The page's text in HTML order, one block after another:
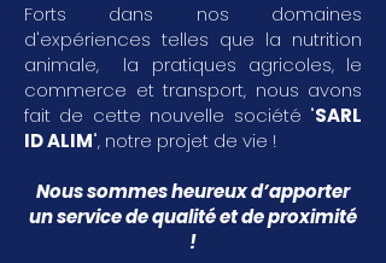
Forts dans nos domaines
d'expériences telles que la nutrition
animale, la pratiques agricoles, le
commerce et transport, nous avons
fait de cette nouvelle société "SARL
ID ALIM", notre projet de vie !
Nous sommes heureux d’apporter
un service de qualité et de proximité
!